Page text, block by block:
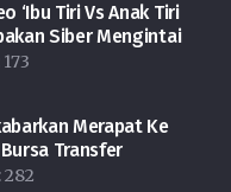
‘Ibu Tiri Vs Anak Tiri
Siber Mengintai
173
Merapat Ke
Transfer
282